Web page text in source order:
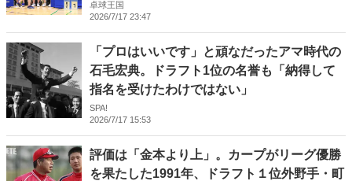
卓球王国
2026/7/17 23:47
「プロはいいです」と頑なだったアマ時代の
石毛宏典。ドラフト1位の名誉も「納得して
指名を受けたわけではない」
SPA!
2026/7/17 15:53
評価は「金本より上」。カープがリーグ優勝
を果たした1991年、ドラフト１位外野手・町